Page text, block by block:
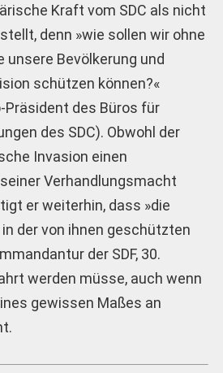
Kraft vom SDC als nicht
denn »wie sollen wir ohne
Bevölkerung und
schützen können?«
Präsident des Büros für
des SDC). Obwohl der
Invasion einen
Verhandlungsmacht
er weiterhin, dass »die
der von ihnen geschützten
der SDF, 30.
werden müsse, auch wenn
gewissen Maßes an